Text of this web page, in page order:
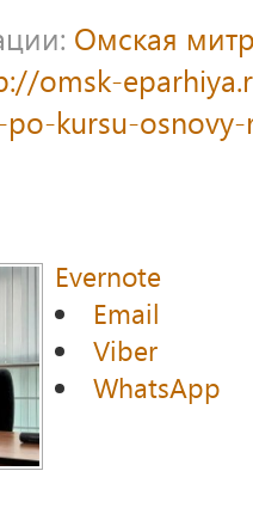
Омская
omsk-
kursu-
Evernote
Email
Viber
WhatsApp